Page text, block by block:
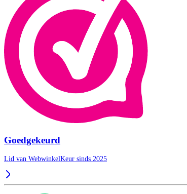
Goedgekeurd
Lid van WebwinkelKeur sinds 2025